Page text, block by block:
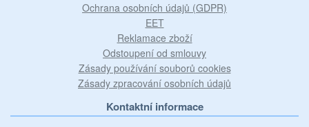
Ochrana osobních údajů (GDPR)
EET
Reklamace zboží
Odstoupení od smlouvy
Zásady používání souborů cookies
Zásady zpracování osobních údajů
Kontaktní informace